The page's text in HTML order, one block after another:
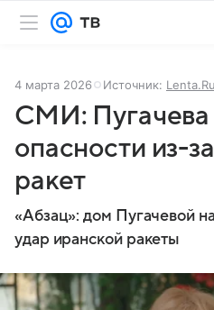
4 марта 2026 Источник: Lenta.Ru
СМИ: Пугачева
опасности из-
ракет
«Абзац»: дом Пугачевой
удар иранской ракеты